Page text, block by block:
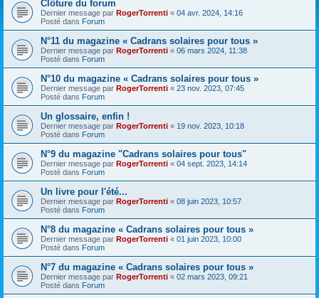
Clôture du forum
Dernier message par RogerTorrenti « 04 avr. 2024, 14:16
Posté dans Forum
N°11 du magazine « Cadrans solaires pour tous »
Dernier message par RogerTorrenti « 06 mars 2024, 11:38
Posté dans Forum
N°10 du magazine « Cadrans solaires pour tous »
Dernier message par RogerTorrenti « 23 nov. 2023, 07:45
Posté dans Forum
Un glossaire, enfin !
Dernier message par RogerTorrenti « 19 nov. 2023, 10:18
Posté dans Forum
N°9 du magazine "Cadrans solaires pour tous"
Dernier message par RogerTorrenti « 04 sept. 2023, 14:14
Posté dans Forum
Un livre pour l'été...
Dernier message par RogerTorrenti « 08 juin 2023, 10:57
Posté dans Forum
N°8 du magazine « Cadrans solaires pour tous »
Dernier message par RogerTorrenti « 01 juin 2023, 10:00
Posté dans Forum
N°7 du magazine « Cadrans solaires pour tous »
Dernier message par RogerTorrenti « 02 mars 2023, 09:21
Posté dans Forum